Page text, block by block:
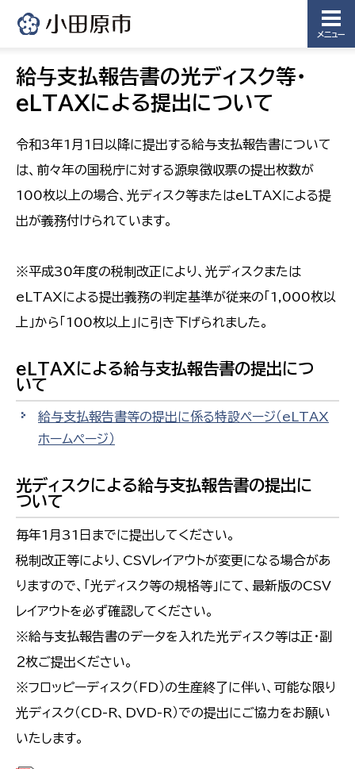
メニュー
給与支払報告書の光ディスク等・
eLTAXによる提出について
令和3年1月1日以降に提出する給与支払報告書について
は、前々年の国税庁に対する源泉徴収票の提出枚数が
100枚以上の場合、光ディスク等またはeLTAXによる提
出が義務付けられています。
※平成30年度の税制改正により、光ディスクまたは
eLTAXによる提出義務の判定基準が従来の「1,000枚以
上」から「100枚以上」に引き下げられました。
eLTAXによる給与支払報告書の提出につ
いて
給与支払報告書等の提出に係る特設ページ（eLTAX
ホームページ）
光ディスクによる給与支払報告書の提出に
ついて
毎年1月31日までに提出してください。
税制改正等により、CSVレイアウトが変更になる場合があ
りますので、「光ディスク等の規格等」にて、最新版のCSV
レイアウトを必ず確認してください。
※給与支払報告書のデータを入れた光ディスク等は正・副
２枚ご提出ください。
※フロッピーディスク（FD）の生産終了に伴い、可能な限り
光ディスク（CD-R、DVD-R）での提出にご協力をお願い
いたします。